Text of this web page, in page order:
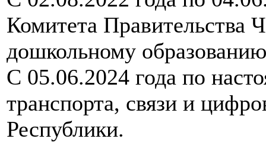
Комитета Правительства
дошкольному
С 05.06.2024 года по
транспорта, связи и
Республики.